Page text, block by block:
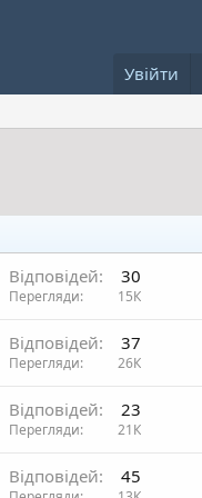
Увійти
Відповідей 30
Перегляди 15К
Відповідей 37
Перегляди 26К
Відповідей 23
Перегляди 21К
Відповідей 45